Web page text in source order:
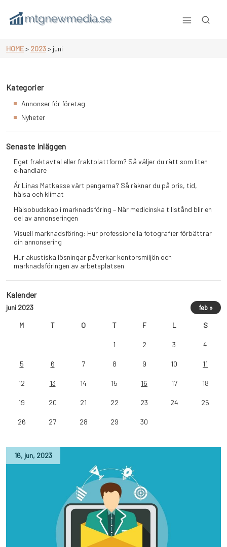
content
HOME> 2023> juni
16, jun, 2023
Kategorier
Annonser för företag
Nyheter
Senaste Inläggen
Eget fraktavtal eller fraktplattform? Så väljer du rätt som liten
e‑handlare
Är Linas Matkasse värt pengarna? Så räknar du på pris, tid,
hälsa och klimat
Hälsobudskap i marknadsföring – När medicinska tillstånd blir en
del av annonseringen
Visuell marknadsföring: Hur professionella fotografier förbättrar
din annonsering
Hur akustiska lösningar påverkar kontorsmiljön och
marknadsföringen av arbetsplatsen
Kalender
juni 2023
M T O T F L S
1 2 3 4
5 6 7 8 9 10 11
12 13 14 15 16 17 18
19 20 21 22 23 24 25
26 27 28 29 30
feb »